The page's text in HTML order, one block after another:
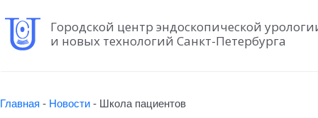
Городской центр эндоскопической
и новых технологий Санкт-Петербурга
Главная - Новости - Школа пациентов